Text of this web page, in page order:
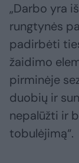
„Darbo yra
rungtynės
padirbėti
žaidimo
pirminėje
duobių ir
nepalūžti ir
tobulėjimą“.